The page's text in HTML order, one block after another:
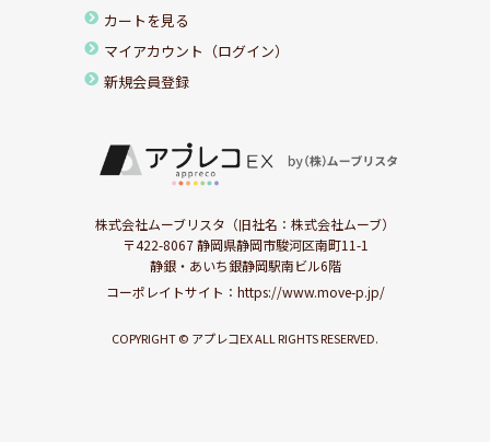
カートを見る
マイアカウント（ログイン）
新規会員登録
株式会社ムーブリスタ（旧社名：株式会社ムーブ）
〒422-8067 静岡県静岡市駿河区南町11-1
静銀・あいち銀静岡駅南ビル6階
コーポレイトサイト： https://www.move-p.jp/
COPYRIGHT © アプレコEX ALL RIGHTS RESERVED.